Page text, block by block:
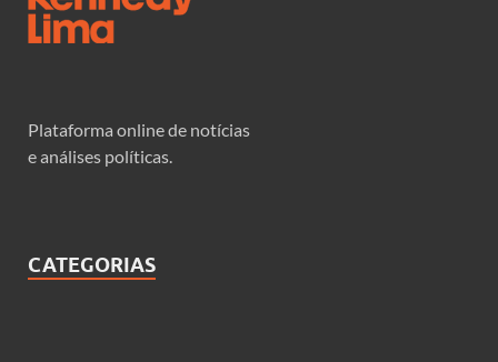
Plataforma online de notícias
e análises políticas.
CATEGORIAS